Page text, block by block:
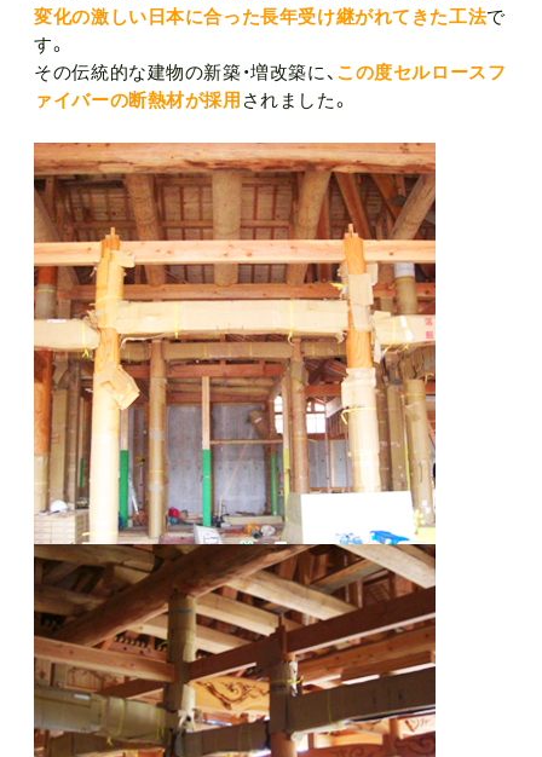
変化の激しい日本に合った長年受け継がれてきた工法で
す。
その伝統的な建物の新築・増改築に、 この度セルロースフ
ァイバーの断熱材が採用 されました。